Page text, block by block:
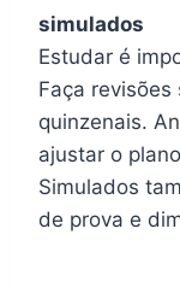
simulados
Estudar é
Faça
quinzenais.
ajustar o
Simulados
de prova e